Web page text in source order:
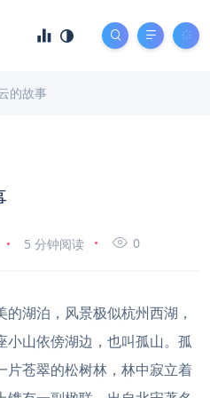
的故事
5 分钟阅读 0
湖泊，风景极似杭州西湖，
小山依傍湖边，也叫孤山。孤
片苍翠的松树林，林中寂立着